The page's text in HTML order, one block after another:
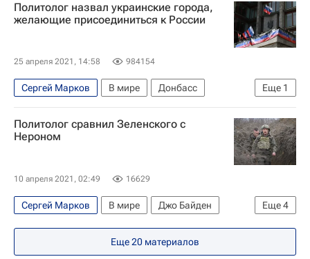
Верховная Рада Украины
Россия
Политолог назвал украинские города,
желающие присоединиться к России
25 апреля 2021, 14:58 984154
Еще 1
Сергей Марков В мире
Донбасс
Россия
Политолог сравнил Зеленского с
Нероном
10 апреля 2021, 02:49 16629
Еще4
Сергей Марков В мире
Джо Байден
Владимир Зеленский
НАТО
Вооруженные силы Украины
Россия
Еще20 материалов